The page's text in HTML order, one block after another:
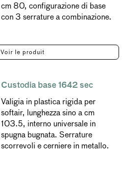
cm 80, configurazione di base
con 3 serrature a combinazione.
Voir le produit
Custodia base 1642 sec
Valigia in plastica rigida per
softair, lunghezza sino a cm
103.5, interno universale in
spugna bugnata. Serrature
scorrevoli e cerniere in metallo.